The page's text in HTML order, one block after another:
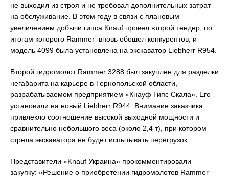
не выходил из строя и не требовал дополнительных затрат
на обслуживание. В этом году в связи с плановым
увеличением добычи гипса Knauf провел второй тендер, по
итогам которого Rammer вновь обошел конкурентов, и
модель 4099 была установлена на экскаватор Liebherr R954.
Второй гидромолот Rammer 3288 был закуплен для разделки
негабарита на карьере в Тернопольской области,
разрабатываемом предприятием «Кнауф Гипс Скала». Его
установили на новый Liebherr R944. Внимание заказчика
привлекло соотношение высокой выходной мощности и
сравнительно небольшого веса (около 2,4 т), при котором
стрела экскаватора не будет испытывать перегрузок.
Представители «Knauf Украина» прокомментировали
закупку: «Решение о приобретении гидромолотов Rammer